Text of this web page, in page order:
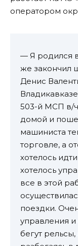
оператором
— Я родился в
же закончил
Денис
503-й МСП в/
домой и
машиниста
торговле, а
хотелось
хотелось
все в этой
поездки.
управления и
бегут